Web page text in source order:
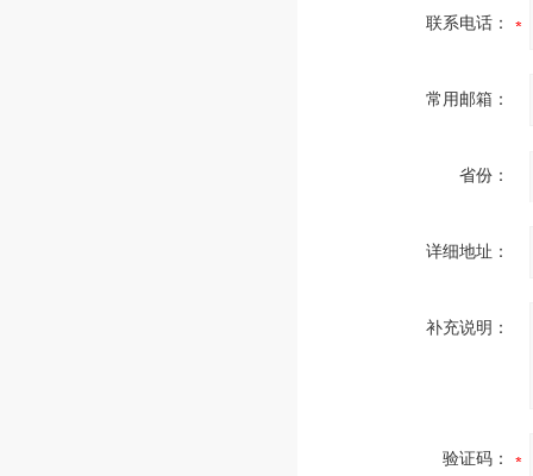
联系电话：
常用邮箱：
省份：
详细地址：
补充说明：
验证码：